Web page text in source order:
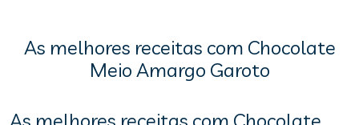
As melhores receitas com Chocolate
Meio Amargo Garoto
As melhores receitas com Chocolate